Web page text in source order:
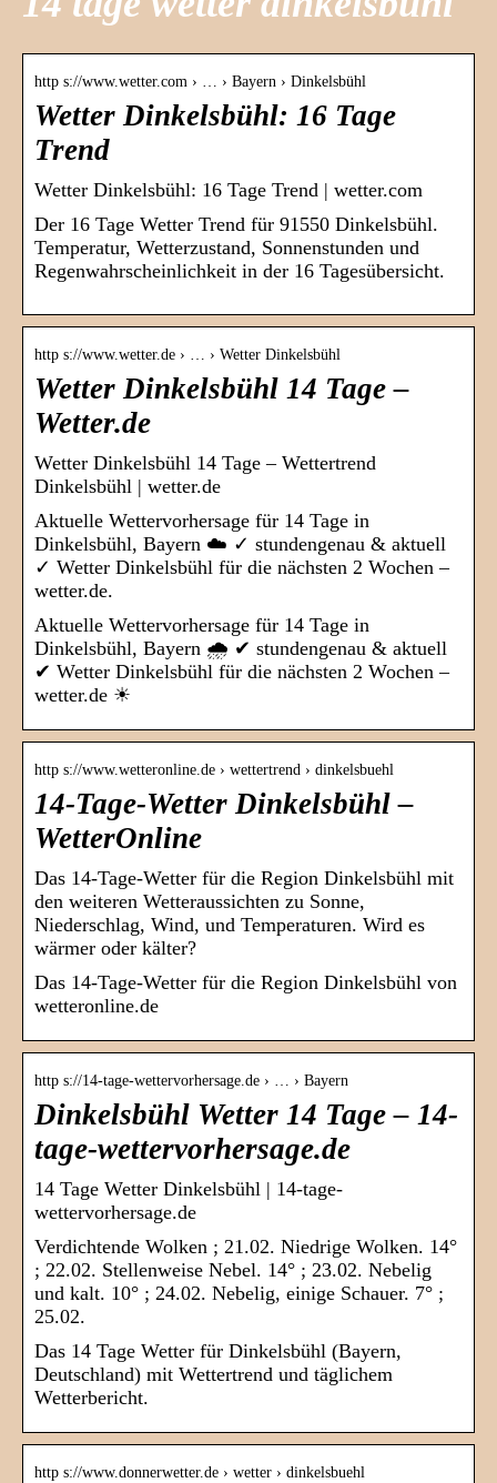
http s://www.wetter.com › … › Bayern › Dinkelsbühl
Wetter Dinkelsbühl: 16 Tage
Trend
Wetter Dinkelsbühl: 16 Tage Trend | wetter.com
Der 16 Tage Wetter Trend für 91550 Dinkelsbühl.
Temperatur, Wetterzustand, Sonnenstunden und
Regenwahrscheinlichkeit in der 16 Tagesübersicht.
http s://www.wetter.de › … › Wetter Dinkelsbühl
Wetter Dinkelsbühl 14 Tage –
Wetter.de
Wetter Dinkelsbühl 14 Tage – Wettertrend
Dinkelsbühl | wetter.de
Aktuelle Wettervorhersage für 14 Tage in
Dinkelsbühl, Bayern ☁️ ✓ stundengenau & aktuell
✓ Wetter Dinkelsbühl für die nächsten 2 Wochen –
wetter.de.
Aktuelle Wettervorhersage für 14 Tage in
Dinkelsbühl, Bayern 🌧️ ✔ stundengenau & aktuell
✔ Wetter Dinkelsbühl für die nächsten 2 Wochen –
wetter.de ☀
http s://www.wetteronline.de › wettertrend › dinkelsbuehl
14-Tage-Wetter Dinkelsbühl –
WetterOnline
Das 14-Tage-Wetter für die Region Dinkelsbühl mit
den weiteren Wetteraussichten zu Sonne,
Niederschlag, Wind, und Temperaturen. Wird es
wärmer oder kälter?
Das 14-Tage-Wetter für die Region Dinkelsbühl von
wetteronline.de
http s://14-tage-wettervorhersage.de › … › Bayern
Dinkelsbühl Wetter 14 Tage – 14-
tage-wettervorhersage.de
14 Tage Wetter Dinkelsbühl | 14-tage-
wettervorhersage.de
Verdichtende Wolken ; 21.02. Niedrige Wolken. 14°
; 22.02. Stellenweise Nebel. 14° ; 23.02. Nebelig
und kalt. 10° ; 24.02. Nebelig, einige Schauer. 7° ;
25.02.
Das 14 Tage Wetter für Dinkelsbühl (Bayern,
Deutschland) mit Wettertrend und täglichem
Wetterbericht.
http s://www.donnerwetter.de › wetter › dinkelsbuehl